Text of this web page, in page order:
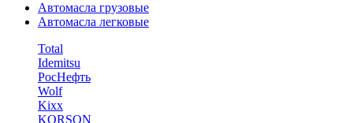
Автомасла грузовые
Автомасла легковые
Total
Idemitsu
РосНефть
Wolf
Kixx
KORSON